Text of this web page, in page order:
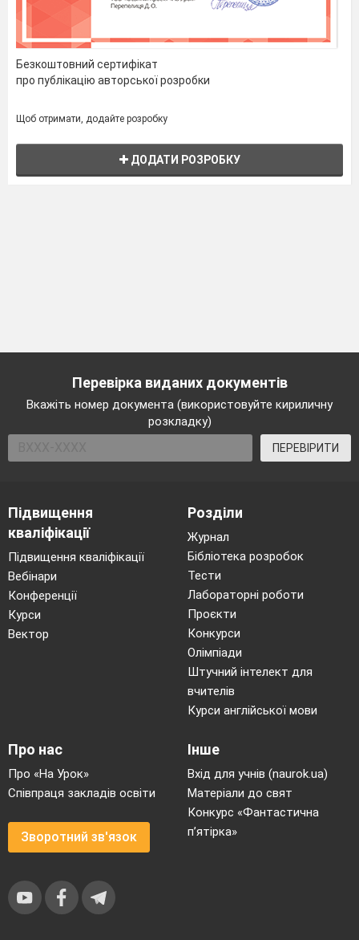
Безкоштовний сертифікат
про публікацію авторської розробки
Щоб отримати, додайте розробку
ДОДАТИ РОЗРОБКУ
Перевірка виданих документів
Вкажіть номер документа (використовуйте кириличну
розкладку)
ПЕРЕВІРИТИ
Підвищення
кваліфікації
Підвищення кваліфікації
Вебінари
Конференції
Курси
Вектор
Розділи
Журнал
Бібліотека розробок
Тести
Лабораторні роботи
Проєкти
Конкурси
Олімпіади
Штучний інтелект для
вчителів
Курси англійської мови
Про нас
Про «На Урок»
Співпраця закладів освіти
Зворотний зв'язок
Інше
Вхід для учнів (naurok.ua)
Матеріали до свят
Конкурс «Фантастична
п’ятірка»